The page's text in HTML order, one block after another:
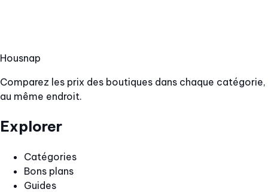
Housnap
Comparez les prix des boutiques dans chaque catégorie,
au même endroit.
Explorer
Catégories
Bons plans
Guides